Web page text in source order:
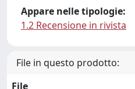
Appare nelle tipologie:
1.2 Recensione in rivista
File in questo prodotto:
File